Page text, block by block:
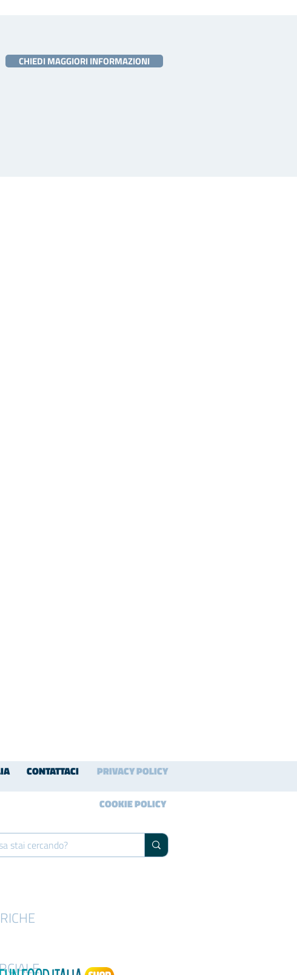
CHIEDI MAGGIORI INFORMAZIONI
CONTATTACI PRIVACY POLICY
COOKIE POLICY